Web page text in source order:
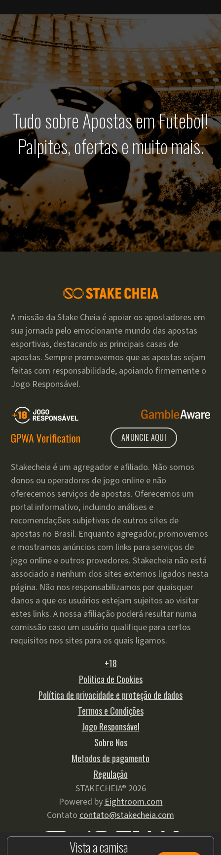
Vista a camisa
Tudo sobre Apostas em Futebol!
Palpites, ofertas e muito mais.
A missão da Stake Cheia é apoiar os apostadores em
sua jornada pelo emocionante mundo das apostas
esportivas, destacando as principais casas de
apostas. Sempre promovemos que as apostas sejam
feitas com responsabilidade, apoiando firmemente o
Jogo Responsável.
ANUNCIE AQUI
Stakecheia é um agregador e afiliado. Não somos
donos ou operadores de jogo online e não
oferecemos serviços de apostas. Oferecemos um
portal informativo, incluindo análises e
recomendações subjetivas de outros sites de
apostas no Brasil. Enquanto agregador, promovemos
e mostramos anúncios com links para serviços de
jogo online e outros provedores. Stakecheia não está
associado a nenhum dos sites externos ligados nesta
página. Não nos responsabilizamos por quaisquer
danos a que os usuários estejam sujeitos ao visitar
estes links. A nossa afiliação poderá resultar numa
comissão caso um usuário qualifique para certos
requisitos nos sites para os quais ligamos.
+18
Politica de Cookies
Política de privacidade e proteção de dados
Termos e Condições
Jogo Responsável
Sobre Nos
Metodos de pagamento
Regulação
STAKECHEIA® 2026
Powered by Eightroom.com
Contato contato@stakecheia.com